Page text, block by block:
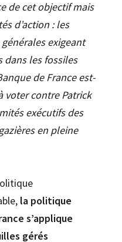
de cet objectif mais
d’action : les
exigeant
dans les fossiles
de France est-
voter contre Patrick
exécutifs des
en pleine
la politique
s’applique
gérés